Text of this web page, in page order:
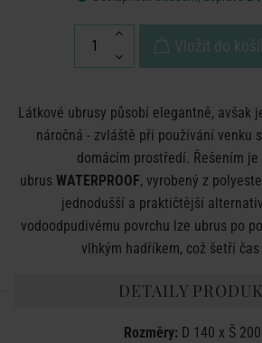
Vložit do
Látkové ubrusy působí elegantně, avšak
náročná - zvláště při používání venku
domácím prostředí. Řešením je
ubrus WATERPROOF, vyrobený z
jednodušší a praktičtější
vodoodpudivému povrchu lze ubrus po
vlhkým hadříkem, což šetří
DETAILY
Rozměry:D 140 x Š